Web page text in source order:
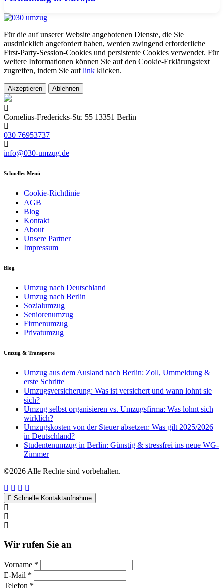
Für die auf unserer Website angebotenen Dienste, die Sie
ausdrücklich angefordert haben, werden zwingend erforderliche
First-Party-Session-Cookies und persistente Cookies verwendet. Für
weitere Informationen können Sie auf den Cookie-Erklärungstext
zugreifen, indem Sie auflink klicken.
Akzeptieren Ablehnen
Cornelius-Fredericks-Str. 55 13351 Berlin
030 76953737
info@030-umzug.de
Schnelles Menü
Cookie-Richtlinie
AGB
Blog
Kontakt
About
Unsere Partner
Impressum
Blog
Umzug nach Deutschland
Umzug nach Berlin
Sozialumzug
Seniorenumzug
Firmenumzug
Privatumzug
Umzug & Transporte
Umzug aus dem Ausland nach Berlin: Zoll, Ummeldung &
erste Schritte
Umzugsversicherung: Was ist versichert und wann lohnt sie
sich?
Umzug selbst organisieren vs. Umzugsfirma: Was lohnt sich
wirklich?
Umzugskosten von der Steuer absetzen: Was gilt 2025/2026
in Deutschland?
Studentenumzug in Berlin: Günstig & stressfrei ins neue WG-
Zimmer
©2026 Alle Rechte sind vorbehalten.
Schnelle Kontaktaufnahme
Wir rufen Sie an
Vorname *
E-Mail *
Telefon *